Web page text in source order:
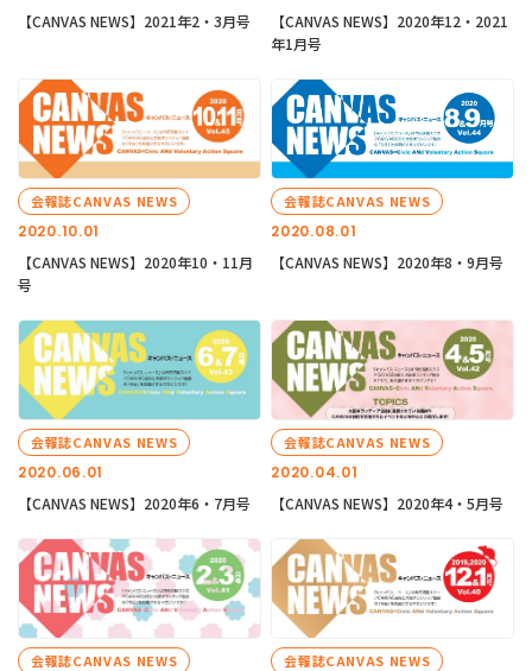
【CANVAS NEWS】2021年2・3月号
【CANVAS NEWS】2020年12・2021
年1月号
2020.10.01
会報誌CANVAS NEWS
【CANVAS NEWS】2020年10・11月
号
2020.08.01
会報誌CANVAS NEWS
【CANVAS NEWS】2020年8・9月号
2020.06.01
会報誌CANVAS NEWS
【CANVAS NEWS】2020年6・7月号
2020.04.01
会報誌CANVAS NEWS
【CANVAS NEWS】2020年4・5月号
会報誌CANVAS NEWS 会報誌CANVAS NEWS